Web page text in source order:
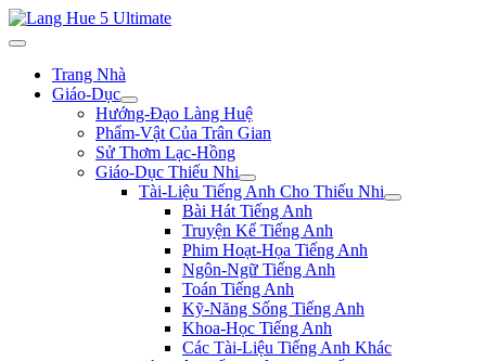
Trang Nhà
Giáo-Dục
Hướng-Đạo Làng Huệ
Phẩm-Vật Của Trân Gian
Sử Thơm Lạc-Hồng
Giáo-Dục Thiếu Nhi
Tài-Liệu Tiếng Anh Cho Thiếu Nhi
Bài Hát Tiếng Anh
Truyện Kể Tiếng Anh
Phim Hoạt-Họa Tiếng Anh
Ngôn-Ngữ Tiếng Anh
Toán Tiếng Anh
Kỹ-Năng Sống Tiếng Anh
Khoa-Học Tiếng Anh
Các Tài-Liệu Tiếng Anh Khác